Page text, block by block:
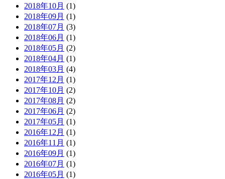
2018年10月 (1)
2018年09月 (1)
2018年07月 (3)
2018年06月 (1)
2018年05月 (2)
2018年04月 (1)
2018年03月 (4)
2017年12月 (1)
2017年10月 (2)
2017年08月 (2)
2017年06月 (2)
2017年05月 (1)
2016年12月 (1)
2016年11月 (1)
2016年09月 (1)
2016年07月 (1)
2016年05月 (1)